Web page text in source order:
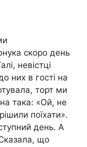
скоро день
невістці
них в гості на
торт ми
така: «Ой, не
поїхати».
день. А
що